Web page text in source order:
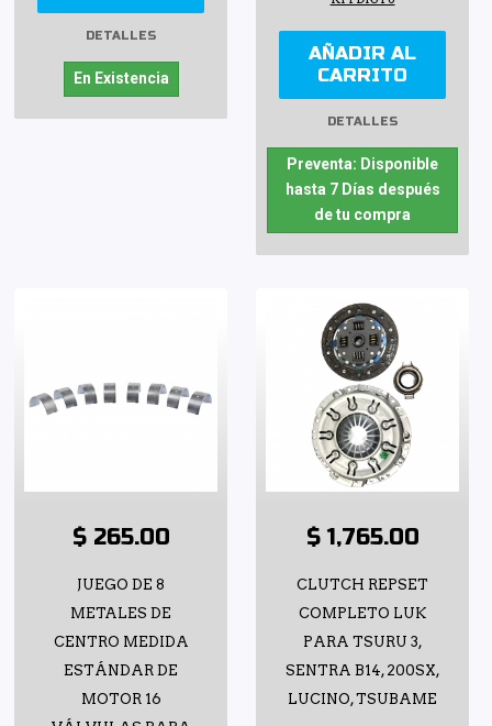
DETALLES
En Existencia
AÑADIR AL
CARRITO
DETALLES
Preventa: Disponible
hasta 7 Días después
de tu compra
$ 265.00
JUEGO DE 8
METALES DE
CENTRO MEDIDA
ESTÁNDAR DE
MOTOR 16
$ 1,765.00
CLUTCH REPSET
COMPLETO LUK
PARA TSURU 3,
SENTRA B14, 200SX,
LUCINO, TSUBAME